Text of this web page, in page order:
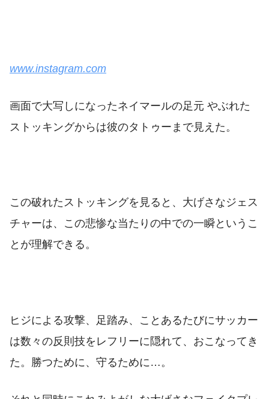
www.instagram.com
画面で大写しになったネイマールの足元 やぶれた
ストッキングからは彼のタトゥーまで見えた。
この破れたストッキングを見ると、大げさなジェス
チャーは、この悲惨な当たりの中での一瞬というこ
とが理解できる。
ヒジによる攻撃、足踏み、ことあるたびにサッカー
は数々の反則技をレフリーに隠れて、おこなってき
た。勝つために、守るために…。